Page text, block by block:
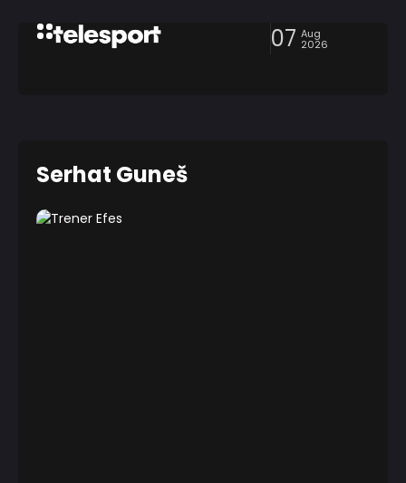
07 Aug
2026
Serhat Guneš